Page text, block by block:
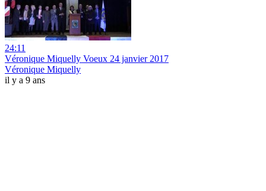
24:11
Véronique Miquelly Voeux 24 janvier 2017
Véronique Miquelly
il y a 9 ans